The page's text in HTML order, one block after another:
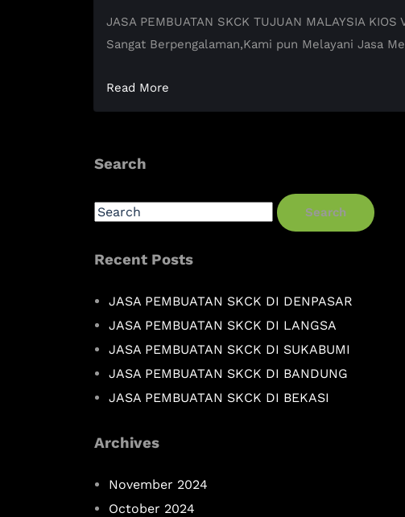
JASA PEMBUATAN SKCK TUJUAN MALAYSIA
Sangat Berpengalaman,Kami pun Melayani Jasa
Read More
Search
Search
Recent Posts
JASA PEMBUATAN SKCK DI DENPASAR
JASA PEMBUATAN SKCK DI LANGSA
JASA PEMBUATAN SKCK DI SUKABUMI
JASA PEMBUATAN SKCK DI BANDUNG
JASA PEMBUATAN SKCK DI BEKASI
Archives
November 2024
October 2024